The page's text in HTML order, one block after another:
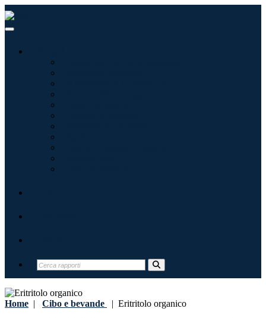
Home | Cibo e bevande | Eritritolo organico